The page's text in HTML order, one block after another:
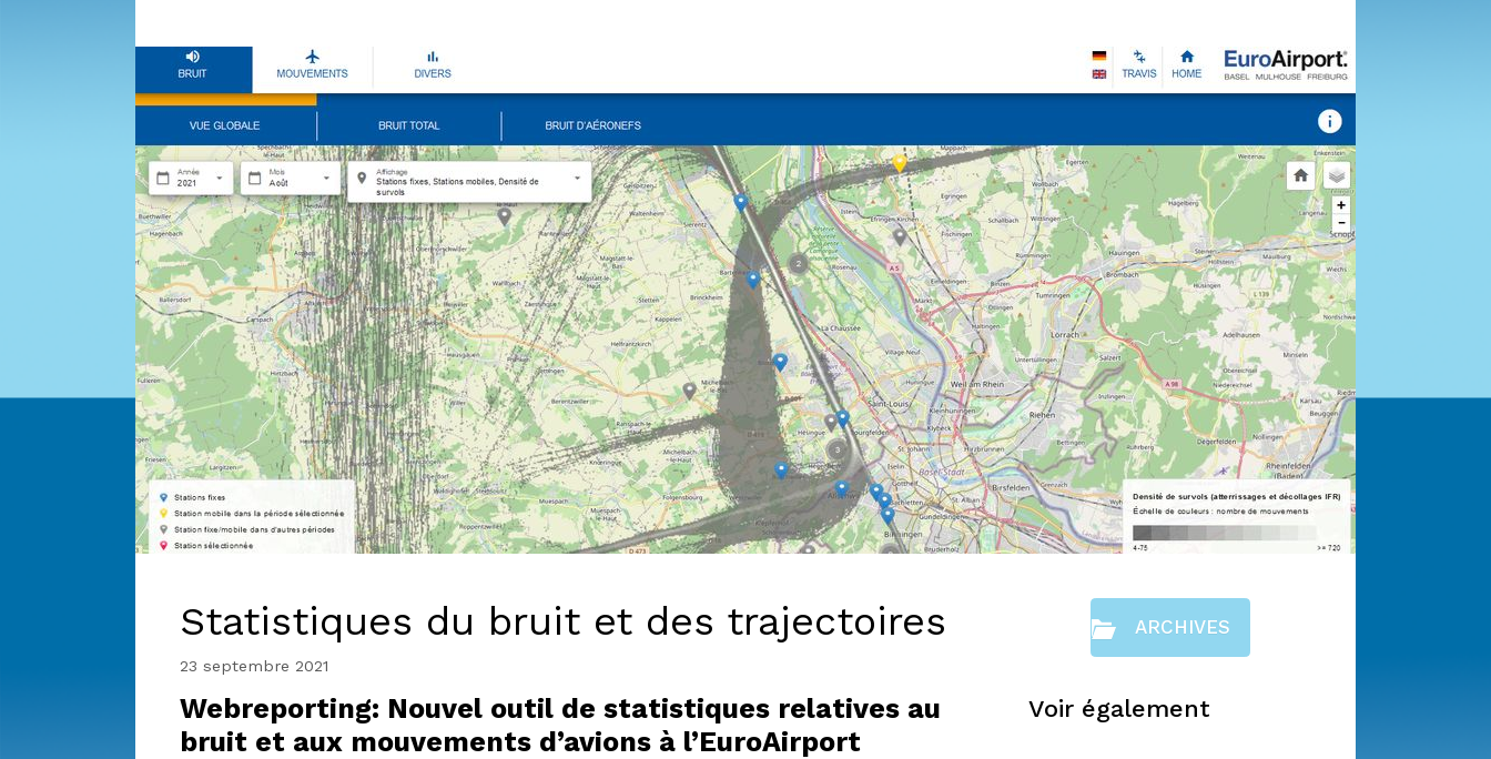
Statistiques du bruit et des trajectoires
23 septembre 2021
Webreporting: Nouvel outil de statistiques relatives au
bruit et aux mouvements d’avions à l’EuroAirport
ARCHIVES
Voir également